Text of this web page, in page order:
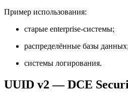
Пример использования:
старые enterprise-системы;
распределённые базы данных;
системы логирования.
UUID v2 — DCE